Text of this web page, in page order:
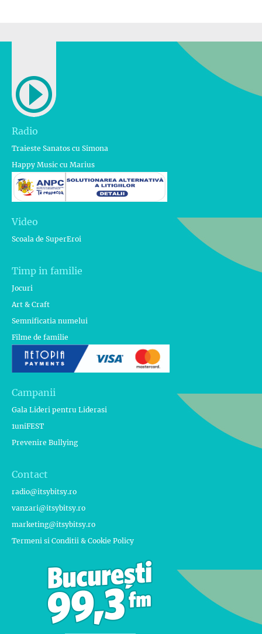
Radio
Traieste Sanatos cu Simona
Happy Music cu Marius
Video
Scoala de SuperEroi
Timp in familie
Jocuri
Art & Craft
Semnificatia numelui
Filme de familie
Campanii
Gala Lideri pentru Liderasi
1uniFEST
Prevenire Bullying
Contact
radio@itsybitsy.ro
vanzari@itsybitsy.ro
marketing@itsybitsy.ro
Termeni si Conditii & Cookie Policy